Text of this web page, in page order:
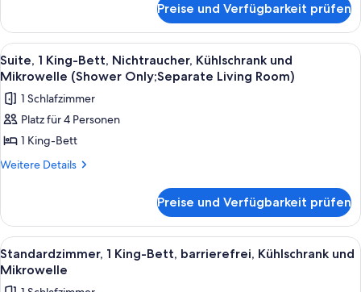
Mikrowelle
(with
Sofabed)
anzeigen
1 King-
Bett,
Nichtraucher,
Kühlschrank
Mikrowelle
(with
Preise und Verfügbarkeit prüfen
Alle
Fotos
für
Suite,
1 King-
Bett,
Nichtraucher,
Mikrowelle
(Shower
Only;Separate
Living
Ein Hotelzimmer mit einem großen
6
Suite, 1 King-Bett, Nichtraucher, Kühlschrank und
Mikrowelle (Shower Only;Separate Living Room)
1 Schlafzimmer
Platz für 4 Personen
1 King-Bett
Weitere Details
Weitere
1 King-
Bett,
Nichtraucher,
Kühlschrank
Preise und Verfügbarkeit prüfen
Alle
Fotos
für
Ein Hotelzimmer mit einem großen
5
Standardzimmer, 1 King-Bett, barrierefrei, Kühlschrank und
Mikrowelle